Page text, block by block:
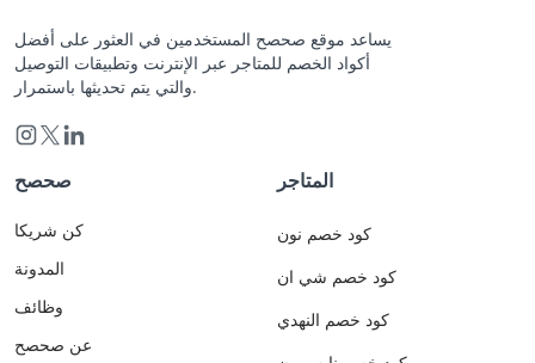
يساعد موقع صحصح المستخدمين في العثور على أفضل
أكواد الخصم للمتاجر عبر الإنترنت وتطبيقات التوصيل
والتي يتم تحديثها باستمرار.
صحصح
كن شريكا
المدونة
وظائف
عن صحصح
المتاجر
كود خصم نون
كود خصم شي ان
كود خصم النهدي